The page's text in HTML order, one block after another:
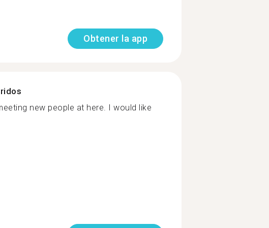
Obtener la app
new people at here. I would like